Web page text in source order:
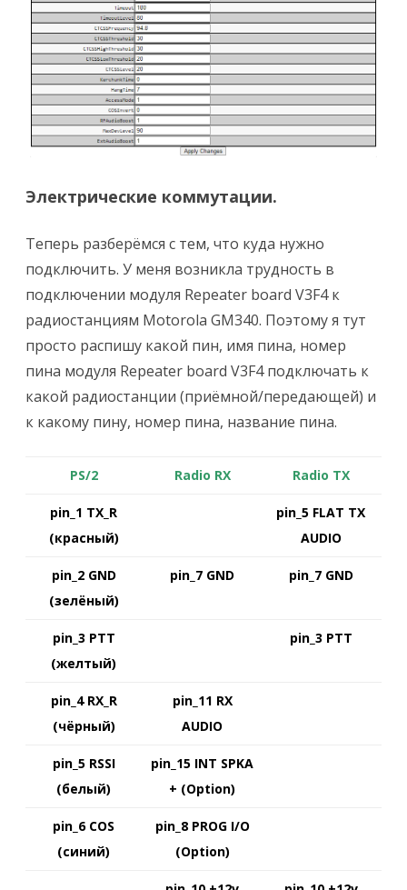
Электрические коммутации.
Теперь разберёмся с тем, что куда нужно
подключить. У меня возникла трудность в
подключении модуля Repeater board V3F4 к
радиостанциям Motorola GM340. Поэтому я тут
просто распишу какой пин, имя пина, номер
пина модуля Repeater board V3F4 подключать к
какой радиостанции (приёмной/передающей) и
к какому пину, номер пина, название пина.
PS/2 Radio RX Radio TX
pin_1 TX_R
(красный)
pin_5 FLAT TX
AUDIO
pin_2 GND
(зелёный)
pin_7 GND pin_7 GND
pin_3 PTT
(желтый)
pin_3 PTT
pin_4 RX_R
(чёрный)
pin_11 RX
AUDIO
pin_5 RSSI
(белый)
pin_15 INT SPKA
+ (Option)
pin_6 COS
(синий)
pin_8 PROG I/O
(Option)